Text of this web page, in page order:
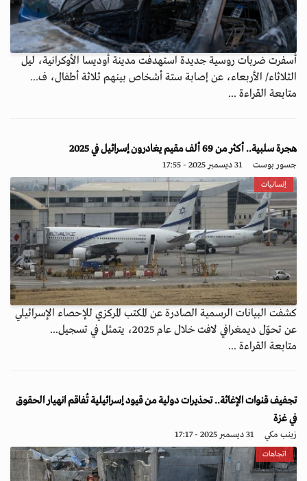
أسفرت ضربات روسية جديدة استهدفت مدينة أوديسا الأوكرانية، ليل
الثلاثاء/ الأربعاء، عن إصابة ستة أشخاص بينهم ثلاثة أطفال، ف...
متابعة القراءة ...
هجرة سلبية.. أكثر من 69 ألف مقيم يغادرون إسرائيل في 2025
جسور بوست 31 ديسمبر 2025 - 17:55
إنسانيات
كشفت البيانات الرسمية الصادرة عن المكتب المركزي للإحصاء الإسرائيلي
عن تحوّل ديمغرافي لافت خلال عام 2025، يتمثل في تسجيل...
متابعة القراءة ...
تجفيف قنوات الإغاثة.. تحذيرات دولية من قيود إسرائيلية تُفاقم انهيار الحقوق
في غزة
زينب مكي 31 ديسمبر 2025 - 17:17
اتجاهات